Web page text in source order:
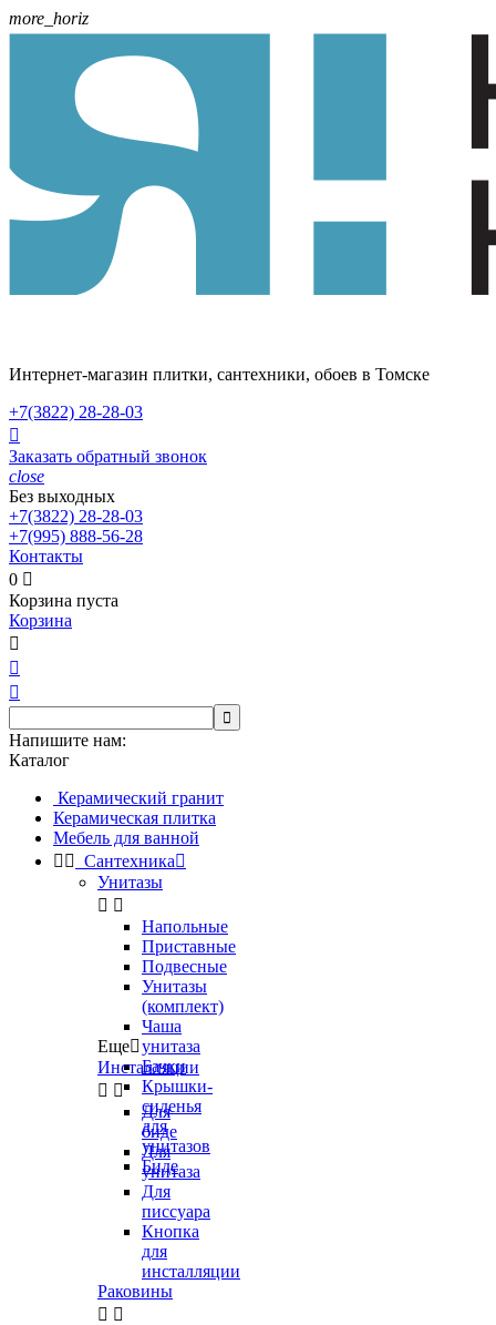
more_horiz
Интернет-магазин плитки, сантехники, обоев в Томске
+7(3822) 28-28-03

Заказать обратный звонок
close
Без выходных
+7(3822) 28-28-03
+7(995) 888-56-28
Контакты
0 
Корзина пуста
Корзина




Напишите нам:
Каталог
Керамический гранит
Керамическая плитка
Мебель для ванной
  Сантехника
Унитазы
 
Напольные
Приставные
Подвесные
Унитазы
(комплект)
Чаша
унитаза
Бачки
Крышки-
сиденья
для
унитазов
Биде
Еще
Инсталляции
 
Для
биде
Для
унитаза
Для
писсуара
Кнопка
для
инсталляции
Раковины
 